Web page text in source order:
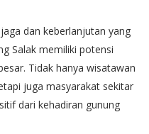
dan keberlanjutan yang
Salak memiliki potensi
Tidak hanya wisatawan
juga masyarakat sekitar
dari kehadiran gunung